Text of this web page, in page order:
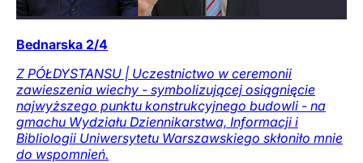
Bednarska 2/4
Z PÓŁDYSTANSU | Uczestnictwo w ceremonii
zawieszenia wiechy - symbolizującej osiągnięcie
najwyższego punktu konstrukcyjnego budowli - na
gmachu Wydziału Dziennikarstwa, Informacji i
Bibliologii Uniwersytetu Warszawskiego skłoniło mnie
do wspomnień.